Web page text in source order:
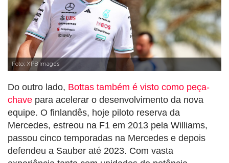
Foto: XPB Images
Do outro lado, Bottas também é visto como peça-
chave para acelerar o desenvolvimento da nova
equipe. O finlandês, hoje piloto reserva da
Mercedes, estreou na F1 em 2013 pela Williams,
passou cinco temporadas na Mercedes e depois
defendeu a Sauber até 2023. Com vasta